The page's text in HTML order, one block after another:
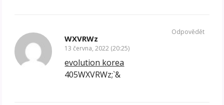
WXVRWz
13 června, 2022 (20:25)
evolution korea
405WXVRWz;`&
Odpovědět